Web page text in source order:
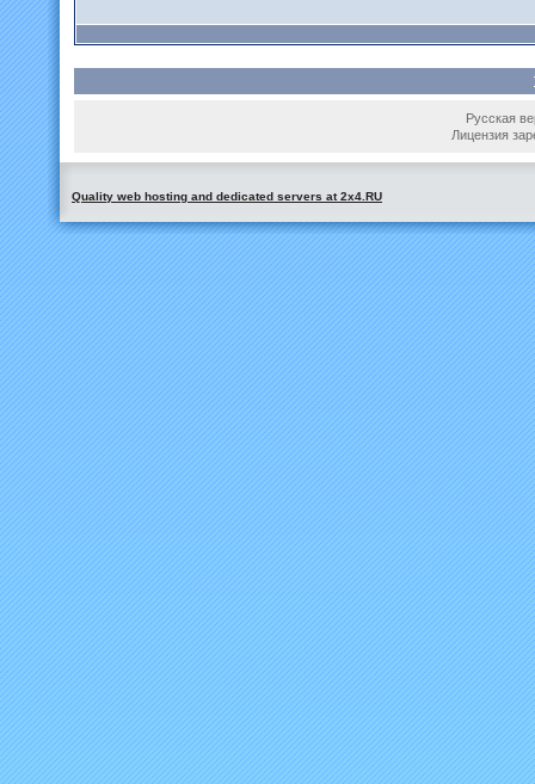
Русская
Лицензия
Quality web hosting and dedicated servers at 2x4.RU